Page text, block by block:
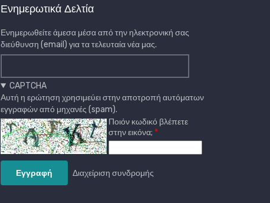
Ενημερωτικά Δελτία
Ενημερωθείτε άμεσα μέσα από την ηλεκτρονική σας
διεύθυνση (email) για τα τελευταία νέα μας.
CAPTCHA
Αυτή η ερώτηση χρησιμεύει στην αποτροπή αυτόματων
εγγραφών από μηχανές (spam).
Ποιόν κωδικό βλέπετε
στην εικόνα;
Διαχείριση συνδρομής